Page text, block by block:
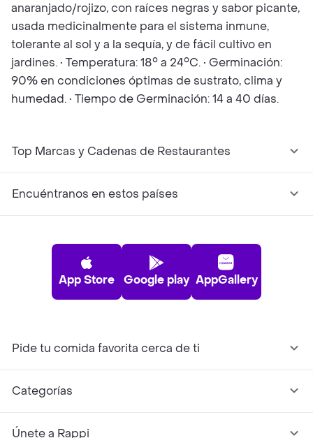
anaranjado/rojizo, con raíces negras y sabor picante,
usada medicinalmente para el sistema inmune,
tolerante al sol y a la sequía, y de fácil cultivo en
jardines. • Temperatura: 18° a 24°C. • Germinación:
90% en condiciones óptimas de sustrato, clima y
humedad. • Tiempo de Germinación: 14 a 40 días.
Top Marcas y Cadenas de Restaurantes
Encuéntranos en estos países
App Store Google play AppGallery
Pide tu comida favorita cerca de ti
Categorías
Únete a Rappi